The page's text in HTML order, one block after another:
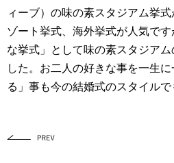
ィーブ）の味の素スタジアム挙
ゾート挙式、海外挙式が人気で
な挙式」として味の素スタジア
した。お二人の好きな事を一生
る」事も今の結婚式のスタイルで